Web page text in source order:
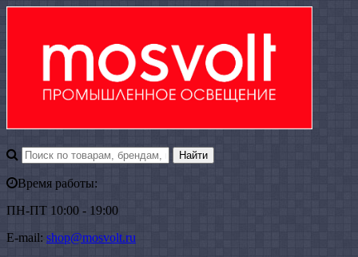
Время работы:
ПН-ПТ 10:00 - 19:00
E-mail: shop@mosvolt.ru